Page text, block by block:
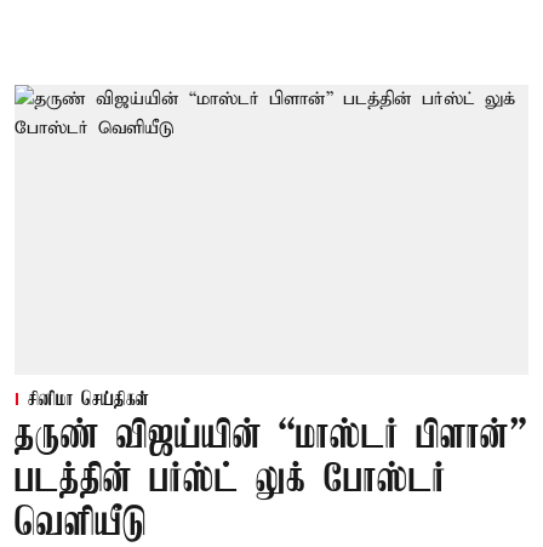
சினிமா செய்திகள்
தருண் விஜய்யின் “மாஸ்டர் பிளான்”
படத்தின் பர்ஸ்ட் லுக் போஸ்டர்
வெளியீடு